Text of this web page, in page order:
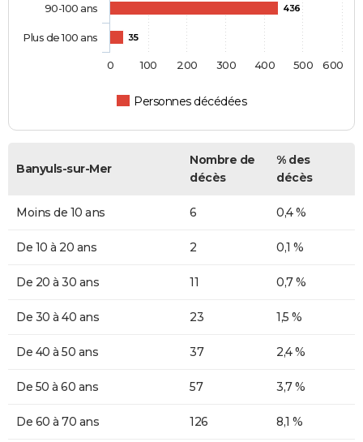
436
35
Personnes décédées
90-100 ans
Plus de 100 ans
0 100 200 300 400 500 600
Banyuls-sur-Mer
Nombre de
décès
% des
décès
Moins de 10 ans 6 0,4 %
De 10 à 20 ans 2 0,1 %
De 20 à 30 ans 11 0,7 %
De 30 à 40 ans 23 1,5 %
De 40 à 50 ans 37 2,4 %
De 50 à 60 ans 57 3,7 %
De 60 à 70 ans 126 8,1 %